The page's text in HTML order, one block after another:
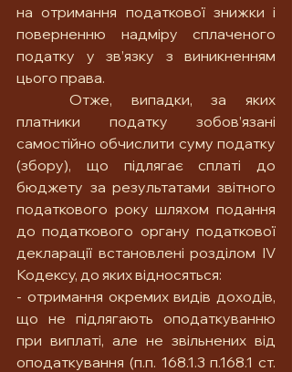
на отримання податкової знижки і
поверненню надміру сплаченого
податку у зв’язку з виникненням
цього права.
платники податку зобов’язані
самостійно обчислити суму податку
(збору), що підлягає сплаті до
бюджету за результатами звітного
податкового року шляхом подання
до податкового органу податкової
декларації встановлені розділом IV
Кодексу, до яких відносяться:
- отримання окремих видів доходів,
що не підлягають оподаткуванню
при виплаті, але не звільнених від
оподаткування (п.п. 168.1.3 п.168.1 ст.